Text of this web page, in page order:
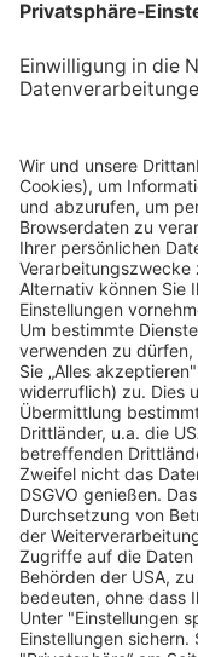
Verantwortlich für
Kontakt
Presse:
Verkäufe:
Karriere:
Jobangebote
Bewirb